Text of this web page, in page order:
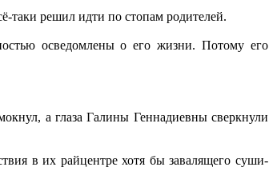
таки решил идти по стопам родителей.
осведомлены о его жизни. Потому его
а глаза Галины Геннадиевны сверкнули
в их райцентре хотя бы завалящего суши-